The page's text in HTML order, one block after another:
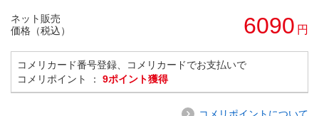
ネット販売
価格（税込）
6090 円
コメリカード番号登録、コメリカードでお支払いで
コメリポイント ： 9ポイント獲得